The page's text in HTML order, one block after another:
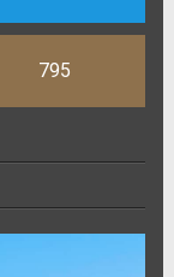
795